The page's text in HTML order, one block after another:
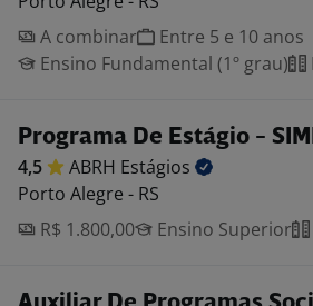
A combinar
Entre 5 e 10 anos
Ensino Fundamental (1º grau)
Programa De Estágio -
4,5 ABRH Estágios
Porto Alegre - RS
R$ 1.800,00
Ensino Superior